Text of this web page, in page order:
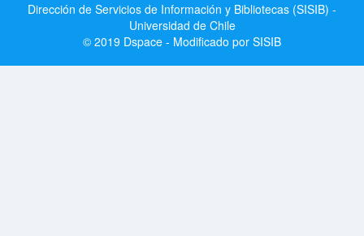
Dirección de Servicios de Información y Bibliotecas (SISIB) -
Universidad de Chile
© 2019 Dspace - Modificado por SISIB